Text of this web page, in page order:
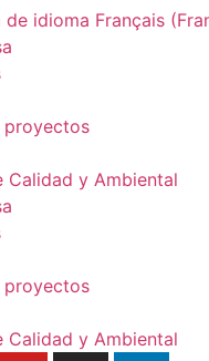
proyectos
Calidad y Ambiental
proyectos
Calidad y Ambiental